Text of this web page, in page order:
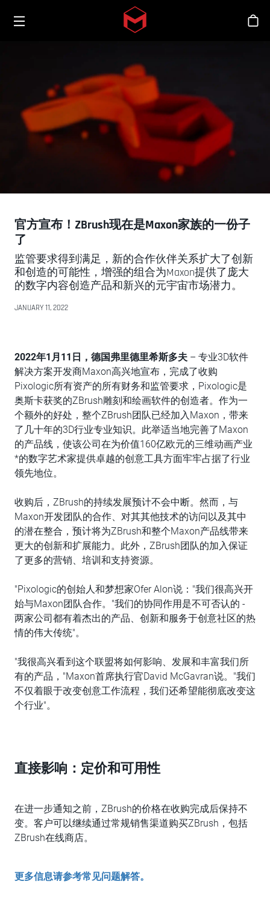
Skip to main content
商
官方宣布！ZBrush现在是Maxon家族的一份子
了
监管要求得到满足，新的合作伙伴关系扩大了创新
和创造的可能性，增强的组合为Maxon提供了庞大
的数字内容创造产品和新兴的元宇宙市场潜力。
JANUARY 11, 2022
2022年1 月 11 日，德国弗里德里希斯多夫 – 专业3D软件
解决方案开发商Maxon高兴地宣布，完成了收购
Pixologic所有资产的所有财务和监管要求，Pixologic是
奥斯卡获奖的ZBrush雕刻和绘画软件的创造者。作为一
个额外的好处，整个ZBrush团队已经加入Maxon，带来
了几十年的3D行业专业知识。此举适当地完善了Maxon
的产品线，使该公司在为价值160亿欧元的三维动画产业
*的数字艺术家提供卓越的创意工具方面牢牢占据了行业
领先地位。
收购后，ZBrush的持续发展预计不会中断。然而，与
Maxon开发团队的合作、对其其他技术的访问以及其中
的潜在整合，预计将为ZBrush和整个Maxon产品线带来
更大的创新和扩展能力。此外，ZBrush团队的加入保证
了更多的营销、培训和支持资源。
"Pixologic的创始人和梦想家Ofer Alon说："我们很高兴开
始与Maxon团队合作。"我们的协同作用是不可否认的 -
两家公司都有着杰出的产品、创新和服务于创意社区的热
情的伟大传统"。
"我很高兴看到这个联盟将如何影响、发展和丰富我们所
有的产品，"Maxon首席执行官David McGavran说。"我们
不仅着眼于改变创意工作流程，我们还希望能彻底改变这
个行业"。
直接影响：定价和可用性
在进一步通知之前，ZBrush的价格在收购完成后保持不
变。客户可以继续通过常规销售渠道购买ZBrush，包括
ZBrush在线商店。
更多信息请参考常见问题解答。